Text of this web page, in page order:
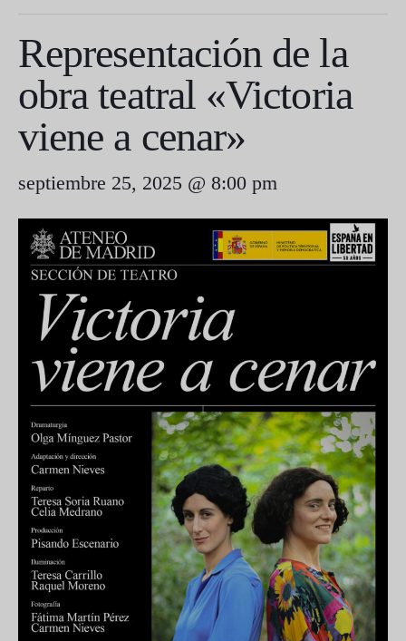
Representación de la
obra teatral «Victoria
viene a cenar»
septiembre 25, 2025 @ 8:00 pm